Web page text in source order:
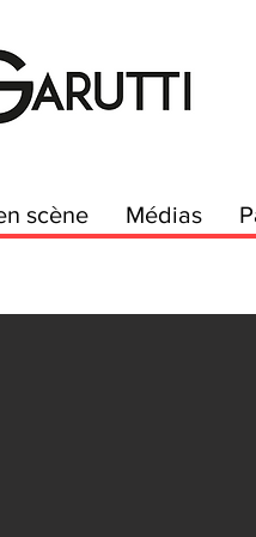
scène Médias